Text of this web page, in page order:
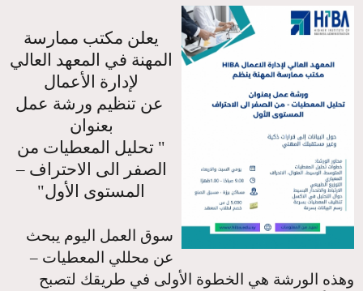
يعلن مكتب ممارسة
المهنة في المعهد العالي
لإدارة الأعمال
عن تنظيم ورشة عمل
بعنوان
" تحليل المعطيات من
الصفر الى الاحتراف –
المستوى الأول"
سوق العمل اليوم يبحث
عن محللي المعطيات –
وهذه الورشة هي الخطوة الأولى في طريقك لتصبح